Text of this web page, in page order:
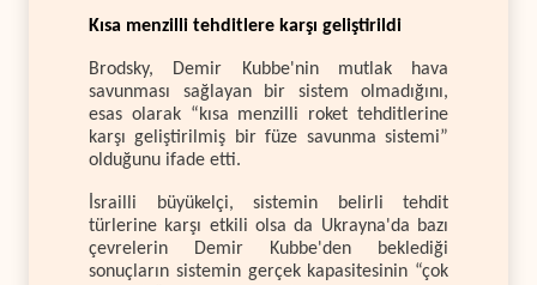
Kısa menzilli tehditlere karşı geliştirildi
Brodsky, Demir Kubbe'nin mutlak hava
savunması sağlayan bir sistem olmadığını,
esas olarak “kısa menzilli roket tehditlerine
karşı geliştirilmiş bir füze savunma sistemi”
olduğunu ifade etti.
İsrailli büyükelçi, sistemin belirli tehdit
türlerine karşı etkili olsa da Ukrayna'da bazı
çevrelerin Demir Kubbe'den beklediği
sonuçların sistemin gerçek kapasitesinin “çok